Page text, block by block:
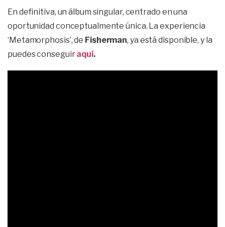
En definitiva, un álbum singular, centrado en una
oportunidad conceptualmente única. La experiencia
‘Metamorphosis’, de Fisherman, ya está disponible, y la
puedes conseguiraquí.